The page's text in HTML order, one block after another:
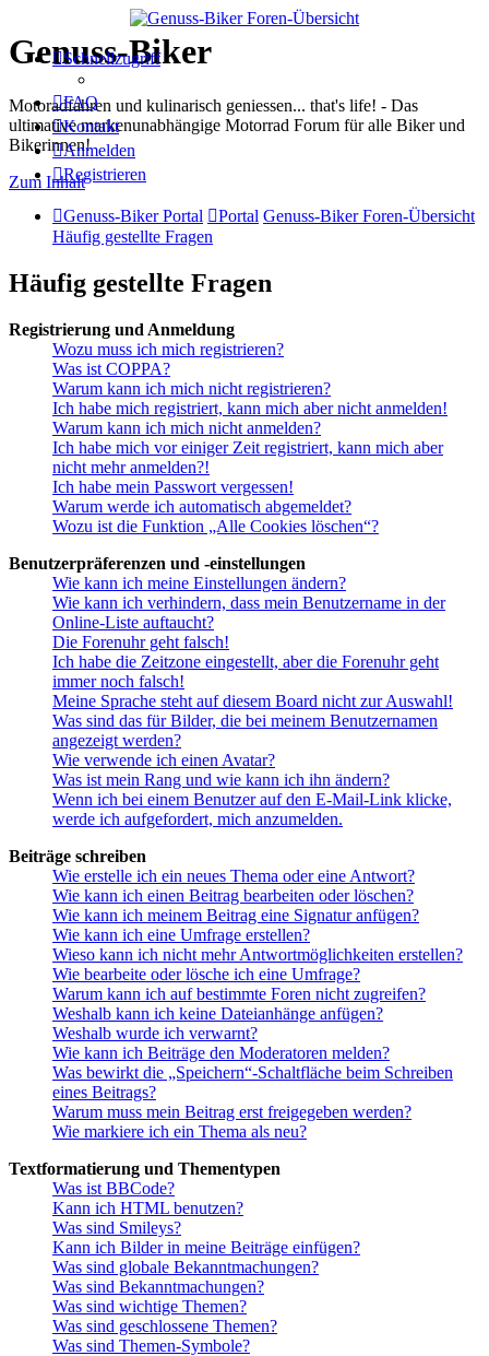
Genuss-Biker
Motoradfahren und kulinarisch geniessen... that's life! - Das
ultimative markenunabhängige Motorrad Forum für alle Biker und
Bikerinnen!
Zum Inhalt
Schnellzugriff
FAQ
Kontakt
Anmelden
Registrieren
Genuss-Biker Portal Portal Genuss-Biker Foren-Übersicht
Häufig gestellte Fragen
Häufig gestellte Fragen
Registrierung und Anmeldung
Wozu muss ich mich registrieren?
Was ist COPPA?
Warum kann ich mich nicht registrieren?
Ich habe mich registriert, kann mich aber nicht anmelden!
Warum kann ich mich nicht anmelden?
Ich habe mich vor einiger Zeit registriert, kann mich aber
nicht mehr anmelden?!
Ich habe mein Passwort vergessen!
Warum werde ich automatisch abgemeldet?
Wozu ist die Funktion „Alle Cookies löschen“?
Benutzerpräferenzen und -einstellungen
Wie kann ich meine Einstellungen ändern?
Wie kann ich verhindern, dass mein Benutzername in der
Online-Liste auftaucht?
Die Forenuhr geht falsch!
Ich habe die Zeitzone eingestellt, aber die Forenuhr geht
immer noch falsch!
Meine Sprache steht auf diesem Board nicht zur Auswahl!
Was sind das für Bilder, die bei meinem Benutzernamen
angezeigt werden?
Wie verwende ich einen Avatar?
Was ist mein Rang und wie kann ich ihn ändern?
Wenn ich bei einem Benutzer auf den E-Mail-Link klicke,
werde ich aufgefordert, mich anzumelden.
Beiträge schreiben
Wie erstelle ich ein neues Thema oder eine Antwort?
Wie kann ich einen Beitrag bearbeiten oder löschen?
Wie kann ich meinem Beitrag eine Signatur anfügen?
Wie kann ich eine Umfrage erstellen?
Wieso kann ich nicht mehr Antwortmöglichkeiten erstellen?
Wie bearbeite oder lösche ich eine Umfrage?
Warum kann ich auf bestimmte Foren nicht zugreifen?
Weshalb kann ich keine Dateianhänge anfügen?
Weshalb wurde ich verwarnt?
Wie kann ich Beiträge den Moderatoren melden?
Was bewirkt die „Speichern“-Schaltfläche beim Schreiben
eines Beitrags?
Warum muss mein Beitrag erst freigegeben werden?
Wie markiere ich ein Thema als neu?
Textformatierung und Thementypen
Was ist BBCode?
Kann ich HTML benutzen?
Was sind Smileys?
Kann ich Bilder in meine Beiträge einfügen?
Was sind globale Bekanntmachungen?
Was sind Bekanntmachungen?
Was sind wichtige Themen?
Was sind geschlossene Themen?
Was sind Themen-Symbole?